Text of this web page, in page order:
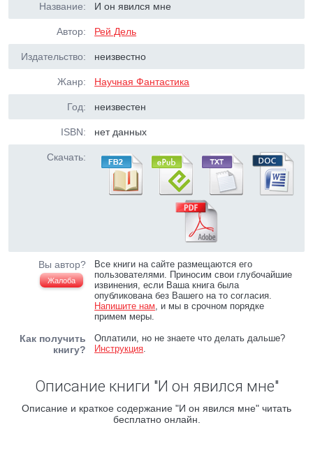
Название: И он явился мне
Автор: Рей Дель
Издательство: неизвестно
Жанр: Научная Фантастика
Год: неизвестен
ISBN: нет данных
Скачать:
Вы автор?
Жалоба
Все книги на сайте размещаются его
пользователями. Приносим свои глубочайшие
извинения, если Ваша книга была
опубликована без Вашего на то согласия.
Напишите нам, и мы в срочном порядке
примем меры.
Как получить
книгу?
Оплатили, но не знаете что делать дальше?
Инструкция.
Описание книги "И он явился мне"
Описание и краткое содержание "И он явился мне" читать
бесплатно онлайн.